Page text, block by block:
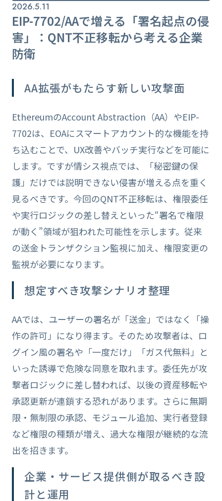
2026.5.11
EIP-7702/AAで増える「署名起点の侵
害」：QNT不正移転から考える企業
防衛
AA拡張がもたらす新しい攻撃面
EthereumのAccount Abstraction（AA）やEIP-
7702は、EOAにスマートアカウント的な機能を持
ち込むことで、UX改善やバッチ実行などを可能に
します。ですが情シス視点では、「秘密鍵の保
護」だけでは説明できない侵害が増える点を重く
見るべきです。今回のQNT不正移転は、権限委任
や実行ロジックの差し替えといった“署名で権限
が動く”領域が狙われた可能性を示します。従来
の送金トランザクション監視に加え、権限変更の
監視が必要になります。
想定すべき攻撃シナリオ整理
AAでは、ユーザーの署名が「送金」ではなく「操
作の許可」になり得ます。そのため攻撃者は、ロ
グイン風の署名や「一度だけ」「ガス代無料」と
いった誘導で危険な同意を取れます。委任先が攻
撃者ロジックに差し替われば、以後の資産移転や
承認更新が連鎖する恐れがあります。さらに無期
限・無制限の承認、モジュール追加、実行者登録
など権限の種類が増え、過大な権限が継続的な流
出を招きます。
企業・サービス提供側が取るべき設
計と運用